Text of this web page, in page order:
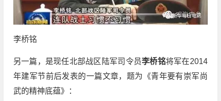
李桥铭
另一篇，是现任北部战区陆军司令员李桥铭将军在2014
年建军节前后发表的一篇文章，题为《青年要有崇军尚
武的精神底蕴》：